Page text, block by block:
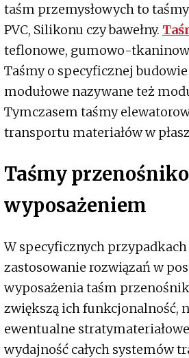
taśm przemysłowych to
PVC, Silikonu czy bawełny.
teflonowe, gumowo-
Taśmy o specyficznej
modułowe nazywane też
Tymczasem taśmy
transportu materiałów w
Taśmy
wyposażeniem
W specyficznych
zastosowanie rozwiązań w
wyposażenia taśm
zwiększą ich funkcjonalność,
ewentualne
wydajność całych systemów